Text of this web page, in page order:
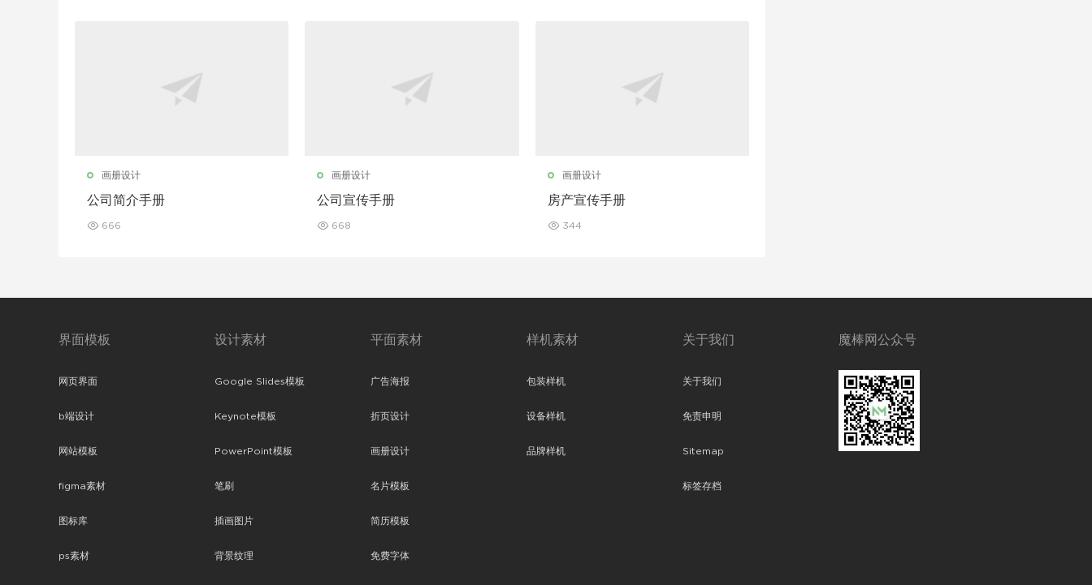
画册设计
公司简介手册
666
画册设计
公司宣传手册
668
画册设计
房产宣传手册
344
界面模板
网页界面
b端设计
网站模板
figma素材
图标库
ps素材
设计素材
Google Slides模板
Keynote模板
PowerPoint模板
笔刷
插画图片
背景纹理
平面素材
广告海报
折页设计
画册设计
名片模板
简历模板
免费字体
样机素材
包装样机
设备样机
品牌样机
关于我们
关于我们
免责申明
Sitemap
标签存档
魔棒网公众号